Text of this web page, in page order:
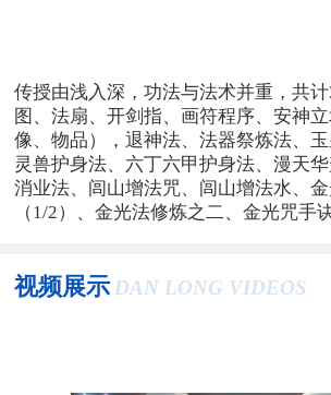
传授由浅入深，功法与法术并重，共
图、法扇、开剑指、画符程序、安神
像、物品），退神法、法器祭炼法、
灵兽护身法、六丁六甲护身法、漫天
消业法、闾山增法咒、闾山增法水、
（1/2）、金光法修炼之二、金光咒手
视频展示 DAN LONG VIDEOS